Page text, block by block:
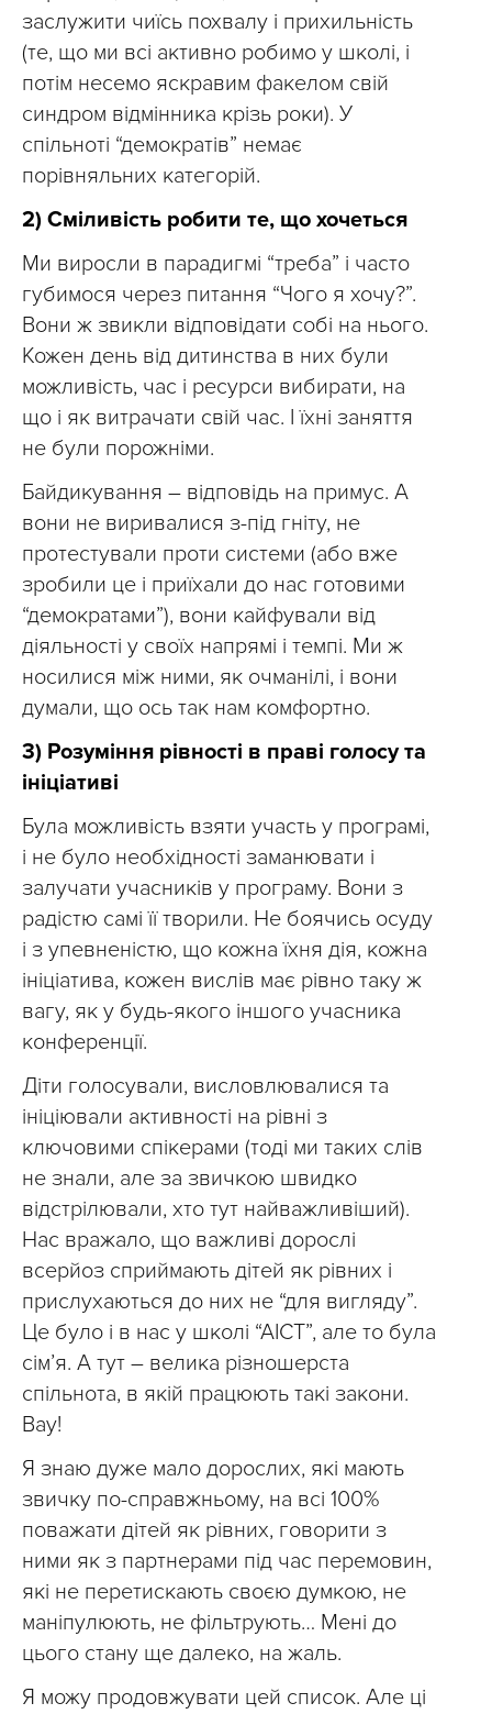
заслужити чиїсь похвалу і прихильність
(те, що ми всі активно робимо у школі, і
потім несемо яскравим факелом свій
синдром відмінника крізь роки). У
спільноті “демократів” немає
порівняльних категорій.
2) Сміливість робити те, що хочеться
Ми виросли в парадигмі “треба” і часто
губимося через питання “Чого я хочу?”.
Вони ж звикли відповідати собі на нього.
Кожен день від дитинства в них були
можливість, час і ресурси вибирати, на
що і як витрачати свій час. І їхні заняття
не були порожніми.
Байдикування – відповідь на примус. А
вони не виривалися з-під гніту, не
протестували проти системи (або вже
зробили це і приїхали до нас готовими
“демократами”), вони кайфували від
діяльності у своїх напрямі і темпі. Ми ж
носилися між ними, як очманілі, і вони
думали, що ось так нам комфортно.
3) Розуміння рівності в праві голосу та
ініціативі
Була можливість взяти участь у програмі,
і не було необхідності заманювати і
залучати учасників у програму. Вони з
радістю самі її творили. Не боячись осуду
і з упевненістю, що кожна їхня дія, кожна
ініціатива, кожен вислів має рівно таку ж
вагу, як у будь-якого іншого учасника
конференції.
Діти голосували, висловлювалися та
ініціювали активності на рівні з
ключовими спікерами (тоді ми таких слів
не знали, але за звичкою швидко
відстрілювали, хто тут найважливіший).
Нас вражало, що важливі дорослі
всерйоз сприймають дітей як рівних і
прислухаються до них не “для вигляду”.
Це було і в нас у школі “АІСТ”, але то була
сім’я. А тут – велика різношерста
спільнота, в якій працюють такі закони.
Вау!
Я знаю дуже мало дорослих, які мають
звичку по-справжньому, на всі 100%
поважати дітей як рівних, говорити з
ними як з партнерами під час перемовин,
які не перетискають своєю думкою, не
маніпулюють, не фільтрують… Мені до
цього стану ще далеко, на жаль.
Я можу продовжувати цей список. Але ці